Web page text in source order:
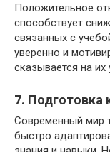
Положительное
способствует
связанных с
уверенно и
сказывается на
7. Подготовка
Современный мир
быстро